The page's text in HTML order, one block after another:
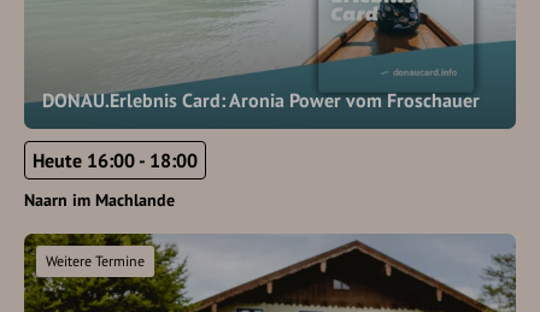
DONAU.Erlebnis Card: Aronia Power vom Froschauer
Heute 16:00 - 18:00
Naarn im Machlande
Weitere Termine